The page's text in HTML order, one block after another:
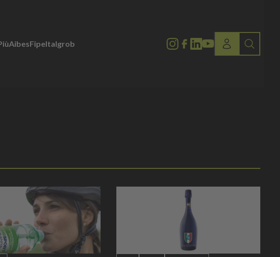
AibesFipeItalgrob